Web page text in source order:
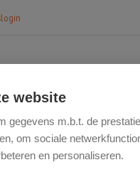
website
gegevens m.b.t. de
om sociale
en personaliseren.